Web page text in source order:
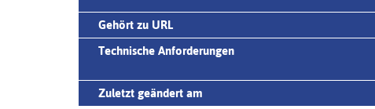
Gehört zu URL
Technische Anforderungen
Zuletzt geändert am